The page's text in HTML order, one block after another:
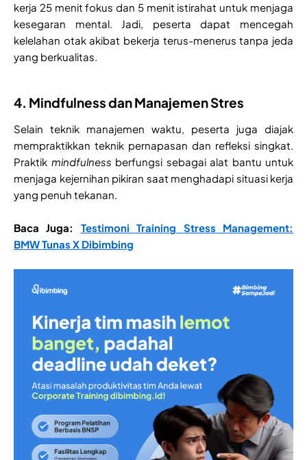
kerja 25 menit fokus dan 5 menit istirahat untuk menjaga
kesegaran mental. Jadi, peserta dapat mencegah
kelelahan otak akibat bekerja terus-menerus tanpa jeda
yang berkualitas.
4. Mindfulness dan Manajemen Stres
Selain teknik manajemen waktu, peserta juga diajak
mempraktikkan teknik pernapasan dan refleksi singkat.
Praktik mindfulness berfungsi sebagai alat bantu untuk
menjaga kejernihan pikiran saat menghadapi situasi kerja
yang penuh tekanan.
Baca Juga: Testimoni Training Stress Management:
BMW Tunas X Dibimbing